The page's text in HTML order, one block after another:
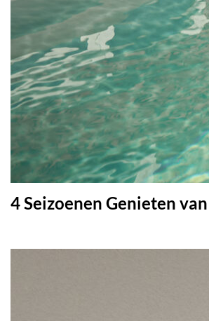
4 Seizoenen Genieten